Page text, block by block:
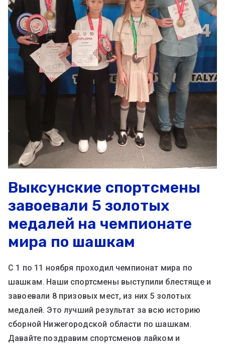
Выксунские спортсмены
завоевали 5 золотых
медалей на чемпионате
мира по шашкам
С 1 по 11 ноября проходил чемпионат мира по
шашкам. Наши спортсмены выступили блестяще и
завоевали 8 призовых мест, из них 5 золотых
медалей. Это лучший результат за всю историю
сборной Нижегородской области по шашкам.
Давайте поздравим спортсменов лайком и